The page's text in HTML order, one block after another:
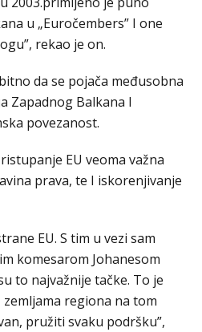
u „Euročembers” I one
rekao je on.
da se pojača međusobna
Zapadnog Balkana I
povezanost.
EU veoma važna
prava, te I iskorenjivanje
EU. S tim u vezi sam
komesarom Johanesom
to najvažnije tačke. To je
regiona na tom
pružiti svaku podršku”,